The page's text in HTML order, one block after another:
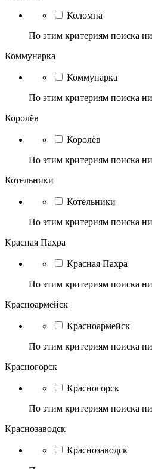
Коломна
По этим критериям поиска
Коммунарка
Коммунарка
По этим критериям поиска
Королёв
Королёв
По этим критериям поиска
Котельники
Котельники
По этим критериям поиска
Красная Пахра
Красная Пахра
По этим критериям поиска
Красноармейск
Красноармейск
По этим критериям поиска
Красногорск
Красногорск
По этим критериям поиска
Краснозаводск
Краснозаводск